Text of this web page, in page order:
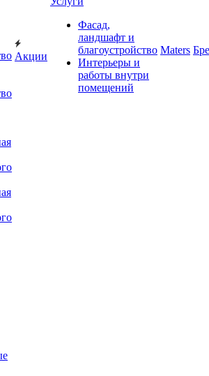
Акции
Фасад,
ландшафт и
благоустройство
Интерьеры и
работы внутри
помещений
Maters